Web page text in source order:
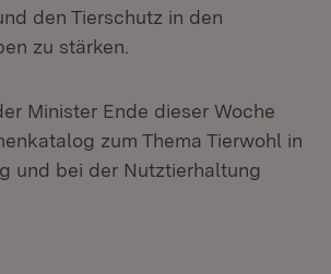
den Tierschutz in den
zu stärken.
Minister Ende dieser Woche
zum Thema Tierwohl in
und bei der Nutztierhaltung